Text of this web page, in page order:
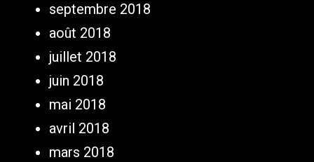
septembre 2018
août 2018
juillet 2018
juin 2018
mai 2018
avril 2018
mars 2018